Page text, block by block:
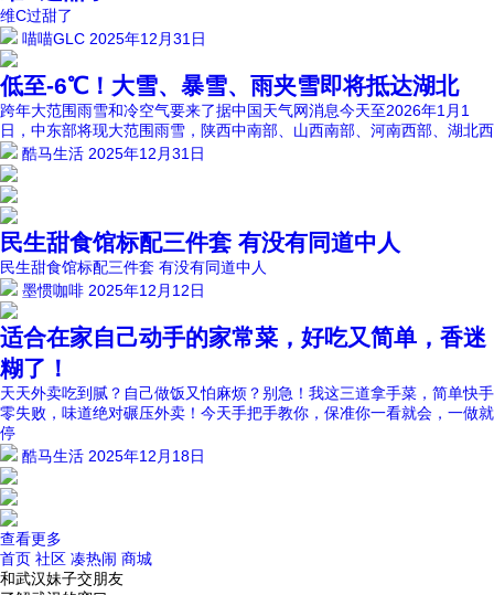
维C过甜了
喵喵GLC 2025年12月31日
低至-6℃！大雪、暴雪、雨夹雪即将抵达湖北
跨年大范围雨雪和冷空气要来了据中国天气网消息今天至2026年1月1
日，中东部将现大范围雨雪，陕西中南部、山西南部、河南西部、湖北西
酷马生活 2025年12月31日
民生甜食馆标配三件套 有没有同道中人
民生甜食馆标配三件套 有没有同道中人
墨惯咖啡 2025年12月12日
适合在家自己动手的家常菜，好吃又简单，香迷
糊了！
天天外卖吃到腻？自己做饭又怕麻烦？别急！我这三道拿手菜，简单快手
零失败，味道绝对碾压外卖！今天手把手教你，保准你一看就会，一做就
停
酷马生活 2025年12月18日
查看更多
首页 社区 凑热闹 商城
和武汉妹子交朋友